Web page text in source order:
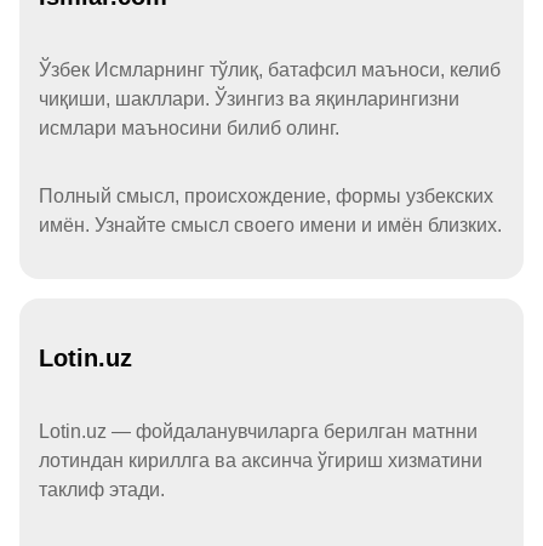
Ўзбек Исмларнинг тўлиқ, батафсил маъноси, келиб
чиқиши, шакллари. Ўзингиз ва яқинларингизни
исмлари маъносини билиб олинг.
Полный смысл, происхождение, формы узбекских
имён. Узнайте смысл своего имени и имён близких.
Lotin.uz
Lotin.uz — фойдаланувчиларга берилган матнни
лотиндан кириллга ва аксинча ўгириш хизматини
таклиф этади.